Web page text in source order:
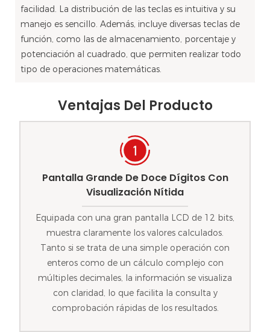
facilidad. La distribución de las teclas es intuitiva y su
manejo es sencillo. Además, incluye diversas teclas de
función, como las de almacenamiento, porcentaje y
potenciación al cuadrado, que permiten realizar todo
tipo de operaciones matemáticas.
Ventajas Del Producto
Pantalla Grande De Doce Dígitos Con
Visualización Nítida
Equipada con una gran pantalla LCD de 12 bits,
muestra claramente los valores calculados.
Tanto si se trata de una simple operación con
enteros como de un cálculo complejo con
múltiples decimales, la información se visualiza
con claridad, lo que facilita la consulta y
comprobación rápidas de los resultados.